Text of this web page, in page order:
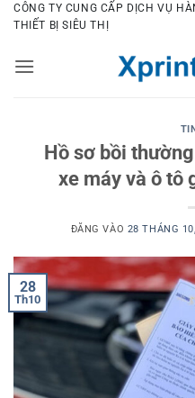
Bỏ
qua
dung
CÔNG TY CUNG CẤP DỊCH VỤ
THIẾT BỊ SIÊU THỊ
Hồ sơ bồi
xe máy và ô tô
ĐĂNG VÀO 28 THÁNG
28
Th10